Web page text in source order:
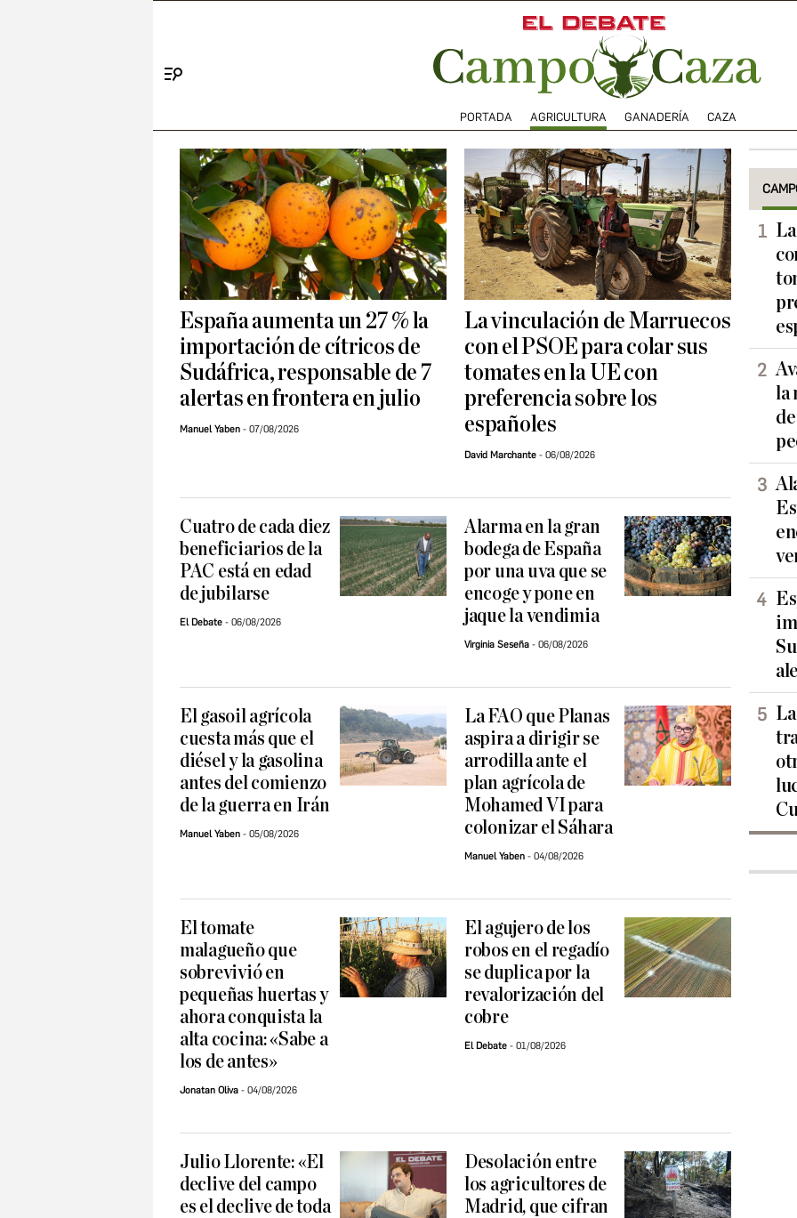
PORTADA AGRICULTURA GANADERÍA CAZA
España aumenta un 27 % la
importación de cítricos de
Sudáfrica, responsable de 7
alertas en frontera en julio
Manuel Yaben 07/08/2026
La vinculación de Marruecos
con el PSOE para colar sus
tomates en la UE con
preferencia sobre los
españoles
David Marchante 06/08/2026
Cuatro de cada diez
beneficiarios de la
PAC está en edad
de jubilarse
El Debate 06/08/2026
Alarma en la gran
bodega de España
por una uva que se
encoge y pone en
jaque la vendimia
Virginia Seseña 06/08/2026
El gasoil agrícola
cuesta más que el
diésel y la gasolina
antes del comienzo
de la guerra en Irán
Manuel Yaben 05/08/2026
La FAO que Planas
aspira a dirigir se
arrodilla ante el
plan agrícola de
Mohamed VI para
colonizar el Sáhara
Manuel Yaben 04/08/2026
El tomate
malagueño que
sobrevivió en
pequeñas huertas y
ahora conquista la
alta cocina: «Sabe a
los de antes»
Jonatan Oliva 04/08/2026
El agujero de los
robos en el regadío
se duplica por la
revalorización del
cobre
El Debate 01/08/2026
Julio Llorente: «El
declive del campo
es el declive de toda
Desolación entre
los agricultores de
Madrid, que cifran
la